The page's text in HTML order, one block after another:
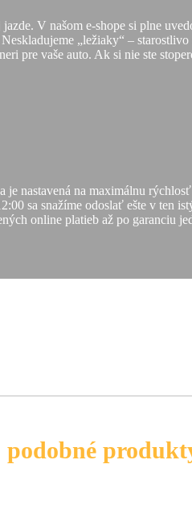
V našom e-shope si plne
„ležiaky“ – starostlivo
pre vaše auto. Ak si nie ste
nastavená na maximálnu
sa snažíme odoslať ešte v ten
online platieb až po garanciu
podobné